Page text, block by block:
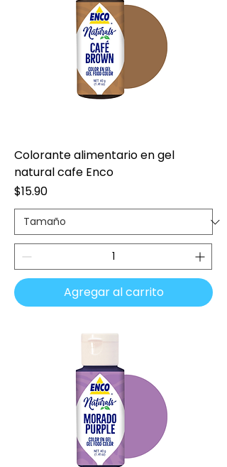
Colorante alimentario en gel
natural cafe Enco
Precio
$15.90
Agregar al carrito